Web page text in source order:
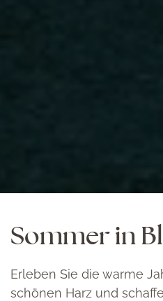
Sommer in
Erleben Sie die warme
schönen Harz und